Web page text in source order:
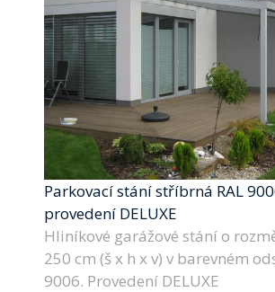
Parkovací stání stříbrná RAL
provedení DELUXE
Hliníkové garážové stání o
250 cm (š x h x v) v barevném
9006. Provedení DELUXE